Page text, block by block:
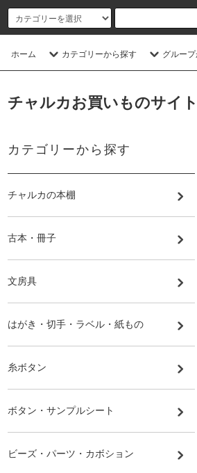
ホーム カテゴリーから探す グルー
チャルカお買いものサイ
カテゴリーから探す
チャルカの本棚
古本・冊子
文房具
はがき・切手・ラベル・紙もの
糸ボタン
ボタン・サンプルシート
ビーズ・パーツ・カボション